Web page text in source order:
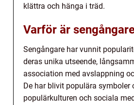
klättra och hänga i träd.
Varför är
Sengångare har vunnit
deras unika utseende,
association med avslappning
De har blivit populära symboler
populärkulturen och sociala